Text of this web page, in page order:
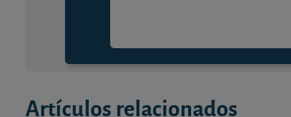
Artículos relacionados